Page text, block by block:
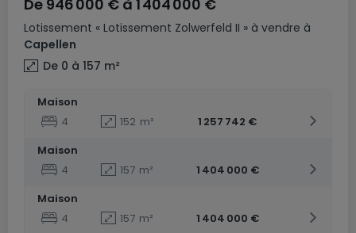
Lotissement « Lotissement Zolwerfeld II » à vendre à
Capellen
De 946 000 € à 1 404 000 €
De 0 à 157 m²
Maison
4
152 m²
1 257 742 €
Maison
4
157 m²
1 404 000 €
Maison
4
157 m²
1 404 000 €